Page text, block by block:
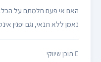
האם אי פעם חלמתם על הכלב
נאמן ללא תנאי, וגם יפגין
תוכן שיווקי